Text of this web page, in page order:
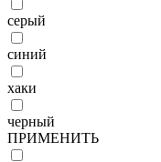
серый
синий
хаки
черный
ПРИМЕНИТЬ